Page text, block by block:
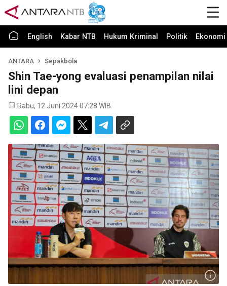
English Kabar NTB Hukum Kriminal Politik
ANTARA Sepakbola
Shin Tae-yong evaluasi penampilan nilai
lini depan
Rabu, 12 Juni 2024 07:28 WIB